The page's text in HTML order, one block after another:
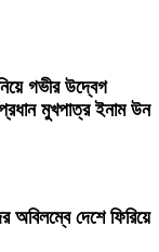
গভীর উদ্বেগ
মুখপাত্র ইনাম উন
অবিলম্বে দেশে ফিরিয়ে